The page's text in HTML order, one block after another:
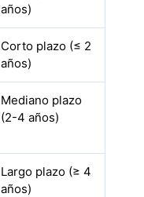
años)
Corto plazo (≤ 2
años)
Mediano plazo
(2-4 años)
Largo plazo (≥ 4
años)